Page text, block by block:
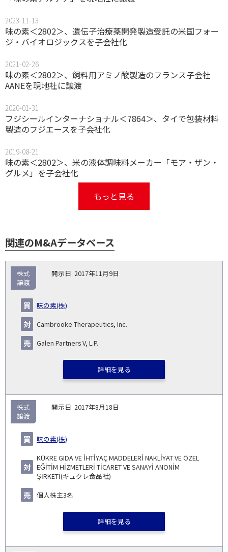
2023-11-13
味の素＜2802＞、遺伝子治療薬開発製造受託の米国フォー
ジ・バイオロジックスを子会社化
2021-02-26
味の素＜2802＞、飼料用アミノ酸製造のフランス子会社
AANEを現地社に譲渡
2020-01-31
フジシールインターナショナル＜7864＞、タイで包装材料
製造のフジエースを子会社化
2019-08-21
味の素＜2802＞、米の液体調味料メーカー「モア・ザン・
グルメ」を子会社化
もっと見る
関連のM&Aデータベース
示
い
事業
2017年11月9日
味の素(株)
Cambrooke Therapeutics, Inc.
Galen Partners V, L.P.
株式
譲渡
詳細を見る
2017年8月18日
味の素(株)
KÜKRE GIDA VE İHTİYAÇ MADDELERİ NAKLİYAT VE ÖZEL
EĞİTİM HİZMETLERİ TİCARET VE SANAYİ ANONİM
ŞİRKETİ(キュクレ食品社)
個人株主3名
株式
譲渡
詳細を見る